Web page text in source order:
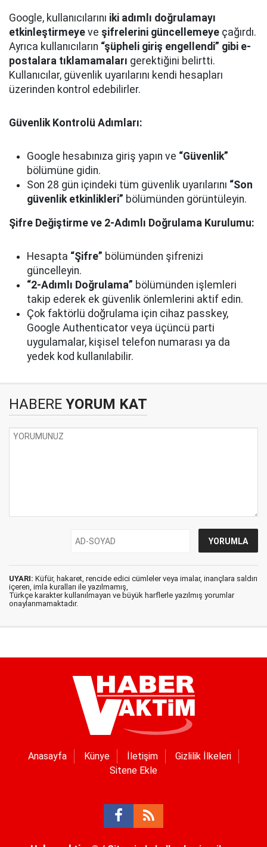
Google, kullanıcılarını iki adımlı doğrulamayı
etkinleştirmeye ve şifrelerini güncellemeye çağırdı.
Ayrıca kullanıcıların “şüpheli giriş engellendi” gibi e-
postalara tıklamamaları gerektiğini belirtti.
Kullanıcılar, güvenlik uyarılarını kendi hesapları
üzerinden kontrol edebilirler.
Güvenlik Kontrolü Adımları:
Google hesabınıza giriş yapın ve “Güvenlik”
bölümüne gidin.
Son 28 gün içindeki tüm güvenlik uyarılarını “Son
güvenlik etkinlikleri” bölümünden görüntüleyin.
Şifre Değiştirme ve 2-Adımlı Doğrulama Kurulumu:
Hesapta “Şifre” bölümünden şifrenizi
güncelleyin.
“2-Adımlı Doğrulama” bölümünden işlemleri
takip ederek ek güvenlik önlemlerini aktif edin.
Çok faktörlü doğrulama için cihaz passkey,
Google Authenticator veya üçüncü parti
uygulamalar, kişisel telefon numarası ya da
yedek kod kullanılabilir.
HABERE YORUM KAT
UYARI: Küfür, hakaret, rencide edici cümleler veya imalar, inançlara saldırı
içeren, imla kuralları ile yazılmamış,
Türkçe karakter kullanılmayan ve büyük harflerle yazılmış yorumlar
onaylanmamaktadır.
Anasayfa Künye İletişim
Gizlilik İlkeleri
Sitene Ekle